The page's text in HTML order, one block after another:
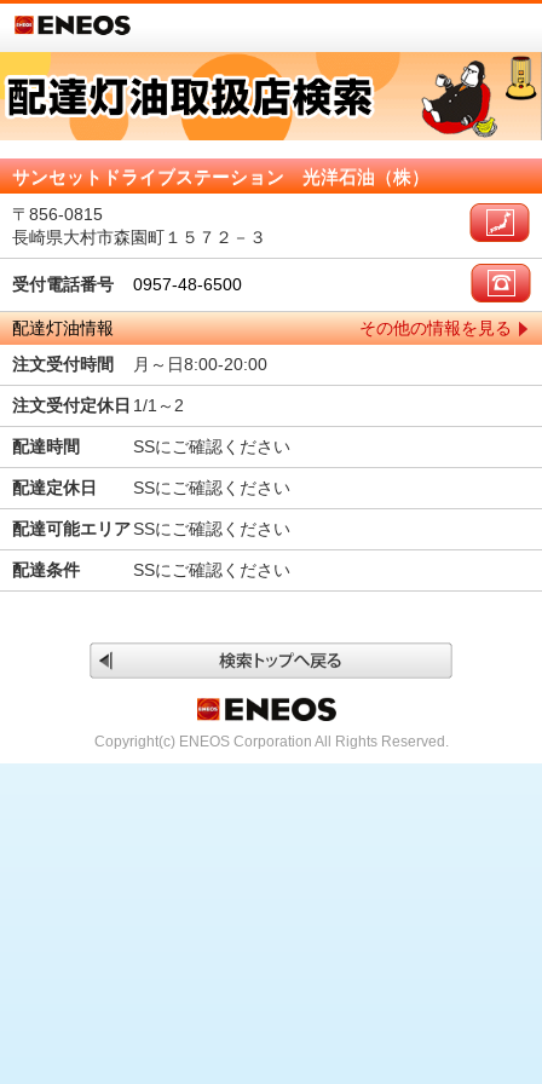
サンセットドライブステーション 光洋石油（株）
〒856-0815
長崎県大村市森園町１５７２－３
受付電話番号 0957-48-6500
配達灯油情報
その他の情報を見る
注文受付時間
月～日8:00-20:00
注文受付定休日 1/1～2
配達時間 SSにご確認ください
配達定休日 SSにご確認ください
配達可能エリアSSにご確認ください
配達条件 SSにご確認ください
Copyright(c) ENEOS Corporation All Rights Reserved.